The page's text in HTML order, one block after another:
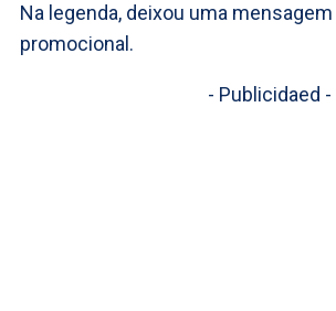
Na legenda, deixou uma
promocional.
- Publicidaed -